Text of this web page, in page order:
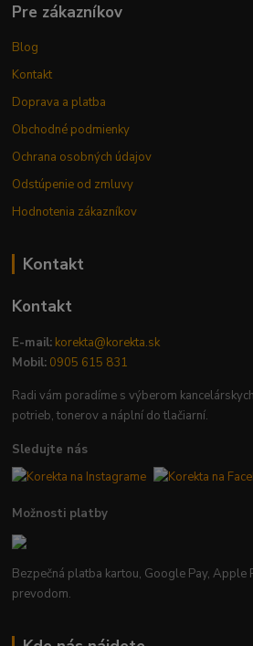
Pre zákazníkov
Blog
Kontakt
Doprava a platba
Obchodné podmienky
Ochrana osobných údajov
Odstúpenie od zmluvy
Hodnotenia zákazníkov
Kontakt
Kontakt
E-mail: korekta@korekta.sk
Mobil: 0905 615 831
Radi vám poradíme s výberom
potrieb, tonerov a náplní do tlačiarní.
Sledujte nás
Možnosti platby
Bezpečná platba kartou, Google Pay, Apple
prevodom.